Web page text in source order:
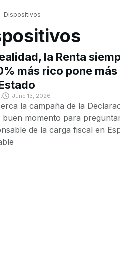
Dispositivos
la Renta
más rico pone
June 13, 2026
la campaña de la
buen momento para
de la carga fiscal en